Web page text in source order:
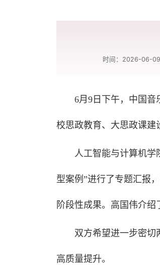
时间：2026-06-09
6月9日下午，中国
校思政教育、大思政课建
人工智能与计算机学
型案例”进行了专题汇报
阶段性成果。高国伟介绍
双方希望进一步密切
高质量提升。